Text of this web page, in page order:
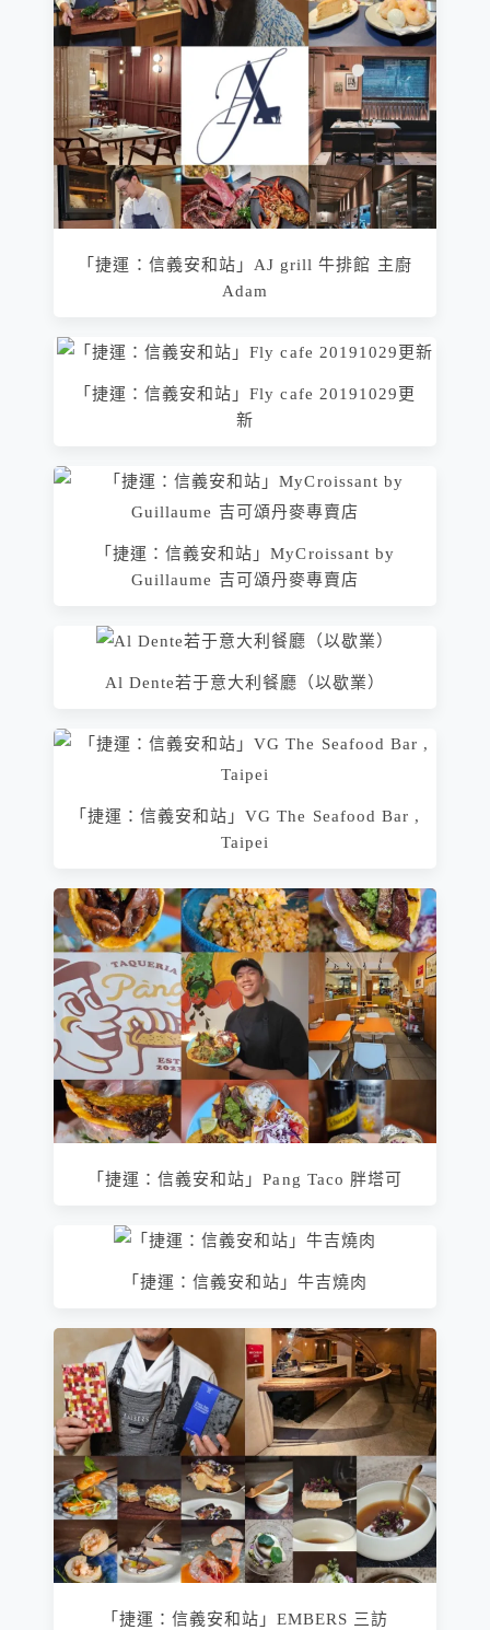
「捷運：信義安和站」AJ grill 牛排館 主廚
Adam
「捷運：信義安和站」Fly cafe 20191029更
新
「捷運：信義安和站」MyCroissant by
Guillaume 吉可頌丹麥專賣店
Al Dente若于意大利餐廳（以歇業）
「捷運：信義安和站」VG The Seafood Bar ,
Taipei
「捷運：信義安和站」Pang Taco 胖塔可
「捷運：信義安和站」牛吉燒肉
「捷運：信義安和站」EMBERS 三訪